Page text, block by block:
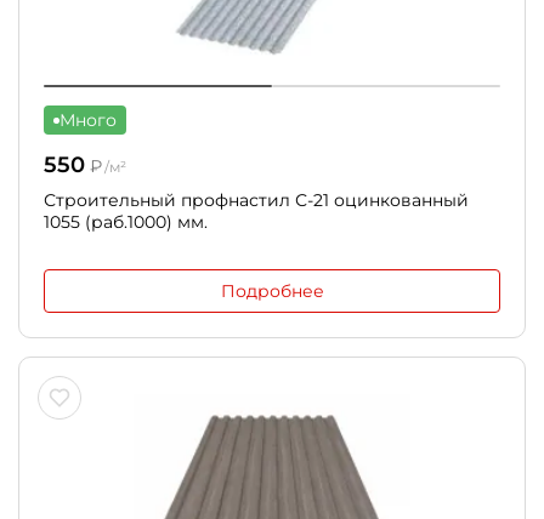
Много
550 ₽/м²
Строительный профнастил С-21 оцинкованный
1055 (раб.1000) мм.
Подробнее